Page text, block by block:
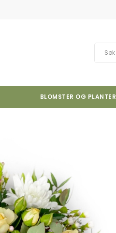
BLOMSTER OG PLANTER